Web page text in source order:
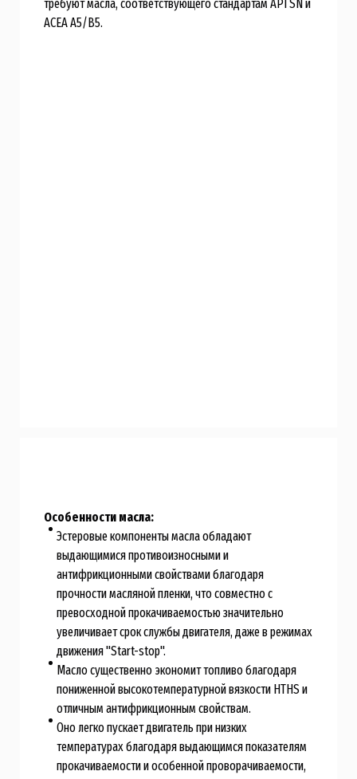
требуют масла, соответствующего стандартам API SN и
ACEA A5/B5.
Особенности масла:
Эстеровые компоненты масла обладают
выдающимися противоизносными и
антифрикционными свойствами благодаря
прочности масляной пленки, что совместно с
превосходной прокачиваемостью значительно
увеличивает срок службы двигателя, даже в режимах
движения "Start-stop".
Масло существенно экономит топливо благодаря
пониженной высокотемпературной вязкости HTHS и
отличным антифрикционным свойствам.
Оно легко пускает двигатель при низких
температурах благодаря выдающимся показателям
прокачиваемости и особенной проворачиваемости,